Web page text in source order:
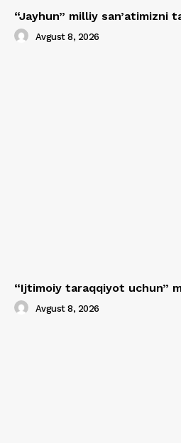
“Jayhun” milliy san’atimizni
Avgust 8, 2026
“Ijtimoiy taraqqiyot uchun”
Avgust 8, 2026